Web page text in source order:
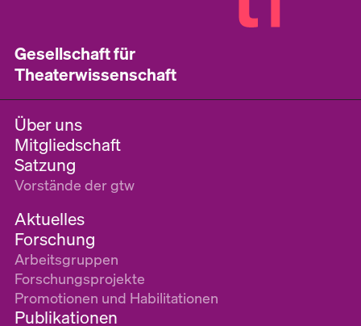
Gesellschaft für
Theaterwissenschaft
Über uns
Mitgliedschaft
Satzung
Vorstände der gtw
Aktuelles
Forschung
Arbeitsgruppen
Forschungsprojekte
Promotionen und Habilitationen
Publikationen